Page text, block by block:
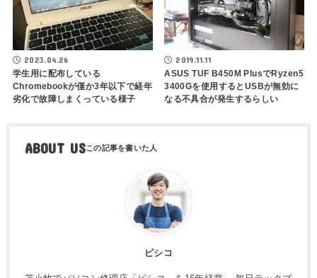
2023.04.26
学生用に配布している
Chromebookが僅か3年以下で経年
劣化で故障しまくっている様子
2019.11.11
ASUS TUF B450M PlusでRyzen5
3400Gを使用するとUSBが無効に
なる不具合が発生するらしい
ABOUT US
ピシコ